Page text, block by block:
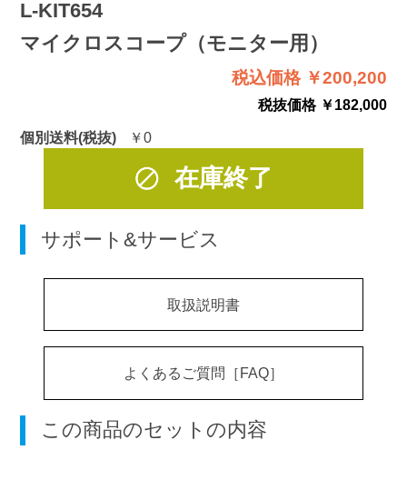
L-KIT654
マイクロスコープ（モニター用）
税込価格 ￥200,200
税抜価格 ￥182,000
個別送料(税抜)
￥0
在庫終了
サポート&サービス
取扱説明書
よくあるご質問［FAQ］
この商品のセットの内容